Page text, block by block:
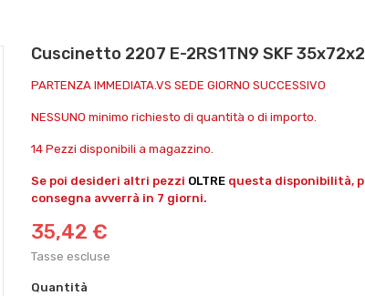
Cuscinetto 2207 E-2RS1TN9 SKF
PARTENZA IMMEDIATA.VS SEDE GIORNO SUCCESSIVO
NESSUNO minimo richiesto di quantità o di importo.
14 Pezzi disponibili a magazzino.
Se poi desideri altri pezzi OLTRE questa disponibilità,
consegna avverrà in 7 giorni.
35,42 €
Tasse escluse
Quantità